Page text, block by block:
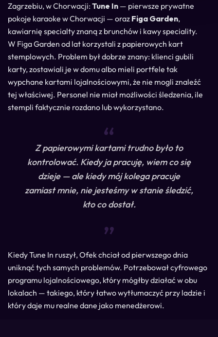
Zagrzebiu, w Chorwacji: Tune In — pierwsze prywatne
pokoje karaoke w Chorwacji — oraz Figa Garden,
kawiarnię specialty znaną z brunchów i kawy speciality.
W Figa Garden od lat korzystali z papierowych kart
stemplowych. Problem był dobrze znany: klienci gubili
karty, zostawiali je w domu albo mieli portfele tak
wypchane kartami lojalnościowymi, że nie mogli znaleźć
tej właściwej. Personel nie miał możliwości śledzenia, ile
stempli faktycznie rozdano lub wykorzystano.
“
Z papierowymi kartami trudno było to
kontrolować. Kiedy ja pracuję, wiem co się
dzieje — ale kiedy mój kolega pracuje
zamiast mnie, nie jesteśmy w stanie śledzić,
kto co dostał.
“
Kiedy Tune In ruszył, Ofek chciał od pierwszego dnia
uniknąć tych samych problemów. Potrzebował cyfrowego
programu lojalnościowego, który mógłby działać w obu
lokalach — takiego, który łatwo wytłumaczyć przy ladzie i
który daje mu realne dane jako menedżerowi.